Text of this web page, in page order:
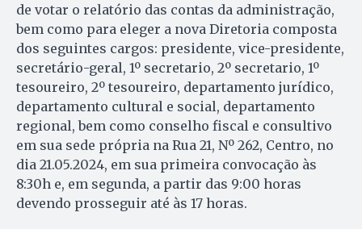
de votar o relatório das contas da administração,
bem como para eleger a nova Diretoria composta
dos seguintes cargos: presidente, vice-presidente,
secretário-geral, 1º secretario, 2º secretario, 1º
tesoureiro, 2º tesoureiro, departamento jurídico,
departamento cultural e social, departamento
regional, bem como conselho fiscal e consultivo
em sua sede própria na Rua 21, Nº 262, Centro, no
dia 21.05.2024, em sua primeira convocação às
8:30h e, em segunda, a partir das 9:00 horas
devendo prosseguir até às 17 horas.